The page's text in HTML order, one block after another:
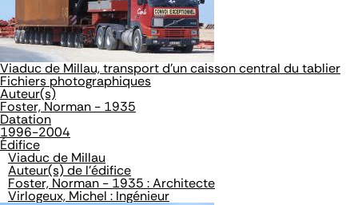
Viaduc de Millau, transport d'un caisson central du tablier
Fichiers photographiques
Auteur(s)
Foster, Norman - 1935
Datation
1996-2004
Édifice
Viaduc de Millau
Auteur(s) de l'édifice
Foster, Norman - 1935 : Architecte
Virlogeux, Michel : Ingénieur